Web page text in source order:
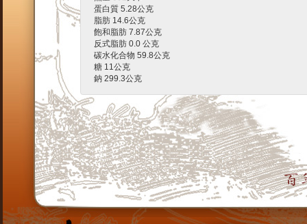
蛋白質 5.28公克
脂肪 14.6公克
飽和脂肪 7.87公克
反式脂肪 0.0 公克
碳水化合物 59.8公克
糖 11公克
鈉 299.3公克